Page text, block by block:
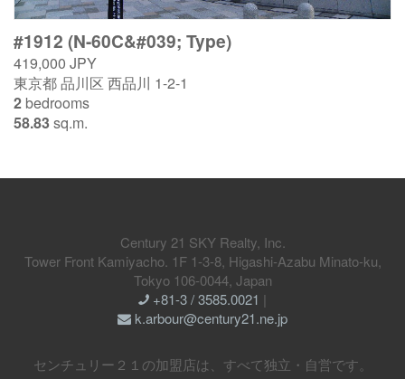
#1912 (N-60C&#039; Type)
419,000 JPY
東京都 品川区 西品川 1-2-1
2 bedrooms
58.83sq.m.
Century 21 SKY Realty, Inc.
Tower Front Kamiyacho. 1F 1-3-8, Higashi-Azabu Minato-ku,
Tokyo 106-0044, Japan
+81-3 / 3585.0021 |
k.arbour@century21.ne.jp
センチュリー２１の加盟店は、すべて独立・自営です。